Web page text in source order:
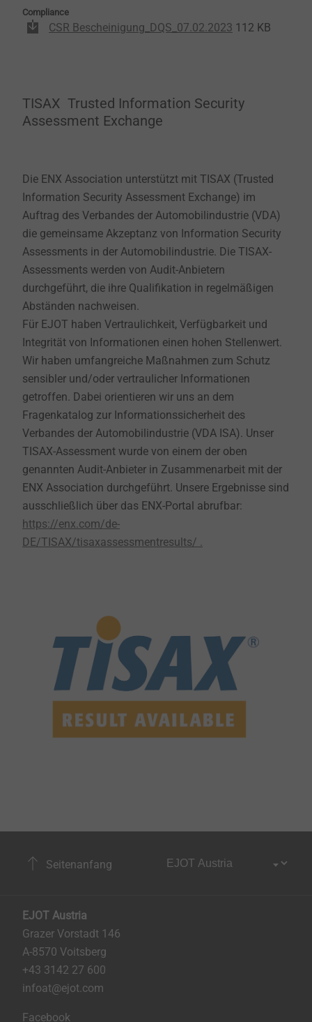
Compliance
CSR Bescheinigung_DQS_07.02.2023 112 KB
TISAX Trusted Information Security
Assessment Exchange
Die ENX Association unterstützt mit TISAX (Trusted
Information Security Assessment Exchange) im
Auftrag des Verbandes der Automobilindustrie (VDA)
die gemeinsame Akzeptanz von Information Security
Assessments in der Automobilindustrie. Die TISAX-
Assessments werden von Audit-Anbietern
durchgeführt, die ihre Qualifikation in regelmäßigen
Abständen nachweisen.
Für EJOT haben Vertraulichkeit, Verfügbarkeit und
Integrität von Informationen einen hohen Stellenwert.
Wir haben umfangreiche Maßnahmen zum Schutz
sensibler und/oder vertraulicher Informationen
getroffen. Dabei orientieren wir uns an dem
Fragenkatalog zur Informationssicherheit des
Verbandes der Automobilindustrie (VDA ISA). Unser
TISAX-Assessment wurde von einem der oben
genannten Audit-Anbieter in Zusammenarbeit mit der
ENX Association durchgeführt. Unsere Ergebnisse sind
ausschließlich über das ENX-Portal abrufbar:
https://enx.com/de-
DE/TISAX/tisaxassessmentresults/ .
Seitenanfang
EJOT Austria
Grazer Vorstadt 146
A-8570 Voitsberg
+43 3142 27 600
infoat@ejot.com
Facebook